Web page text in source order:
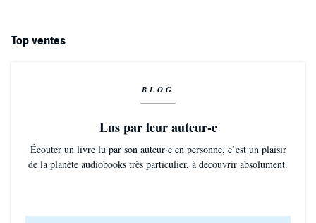
Top ventes
BLOG
Lus par leur auteur-e
Écouter un livre lu par son auteur·e en personne, c’est un plaisir
de la planète audiobooks très particulier, à découvrir absolument.